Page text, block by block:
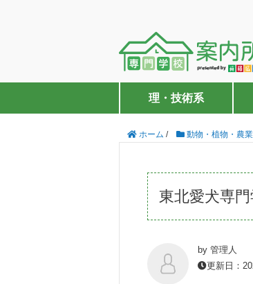
理・技術系
ホーム / 動物・植物・農
東北愛犬専
by 管理人
更新日：